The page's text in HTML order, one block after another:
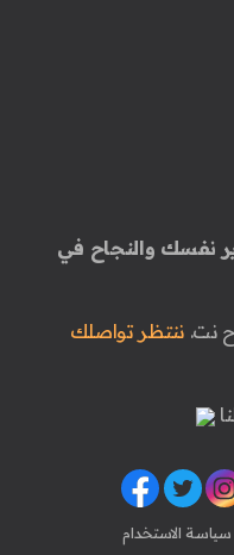
نفسك والنجاح في
نت. ننتظر تواصلك
سياسة الاستخدام